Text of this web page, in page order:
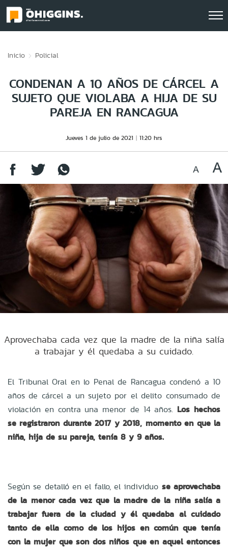
Inicio Policial
CONDENAN A 10 AÑOS DE CÁRCEL A
SUJETO QUE VIOLABA A HIJA DE SU
PAREJA EN RANCAGUA
Jueves 1 de julio de 2021 11:20 hrs
Aprovechaba cada vez que la madre de la niña salía
a trabajar y él quedaba a su cuidado.
El Tribunal Oral en lo Penal de Rancagua condenó a 10
años de cárcel a un sujeto por el delito consumado de
violación en contra una menor de 14 años. Los hechos
se registraron durante 2017 y 2018, momento en que la
niña, hija de su pareja, tenía 8 y 9 años.
Según se detalló en el fallo, el individuo se aprovechaba
de la menor cada vez que la madre de la niña salía a
trabajar fuera de la ciudad y él quedaba al cuidado
tanto de ella como de los hijos en común que tenía
con la mujer que son dos niños que en aquel entonces